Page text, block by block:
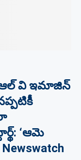
వి ఇమాజిన్
‘ఆమె